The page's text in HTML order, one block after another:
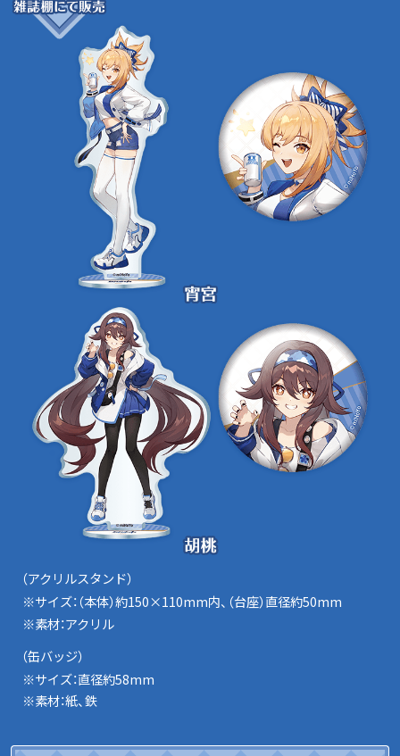
（アクリルスタンド）
※サイズ：（本体）約150×110mm内、（台座）直径約50mm
※素材：アクリル
（缶バッジ）
※サイズ：直径約58mm
※素材：紙、鉄